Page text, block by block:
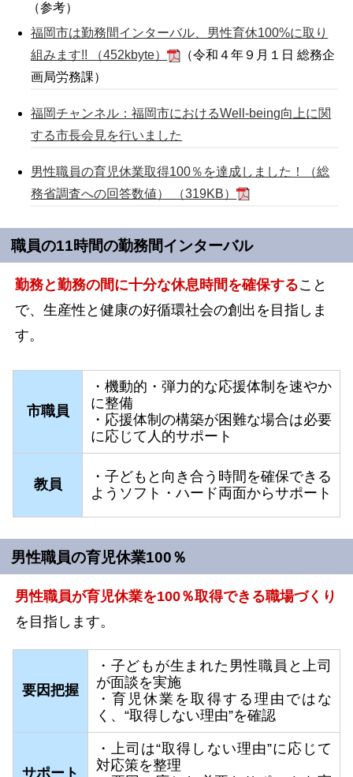
（参考）
福岡市は勤務間インターバル、男性育休100%に取り
組みます!! （452kbyte）
（令和４年９月１日 総務企
画局労務課）
福岡チャンネル：福岡市におけるWell-being向上に関
する市長会見を行いました
男性職員の育児休業取得100％を達成しました！（総
務省調査への回答数値） （319KB）
職員の11時間の勤務間インターバル
勤務と勤務の間に十分な休息時間を確保すること
で、生産性と健康の好循環社会の創出を目指しま
す。
市職員
・機動的・弾力的な応援体制を速やか
に整備
・応援体制の構築が困難な場合は必要
に応じて人的サポート
教員
・子どもと向き合う時間を確保できる
ようソフト・ハード両面からサポート
男性職員の育児休業100％
男性職員が育児休業を100％取得できる職場づくり
を目指します。
要因把握
・子どもが生まれた男性職員と上司
が面談を実施
・育児休業を取得する理由ではな
く、“取得しない理由”を確認
サポート
・上司は“取得しない理由”に応じて
対応策を整理